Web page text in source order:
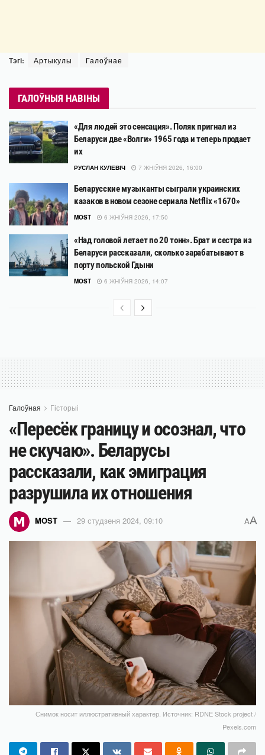
Тэгі: Артыкулы Галоўнае
ГАЛОЎНЫЯ НАВІНЫ
«Для людей это сенсация». Поляк пригнал из
Беларуси две «Волги» 1965 года и теперь продает
их
РУСЛАН КУЛЕВІЧ 7 ЖНІЎНЯ 2026, 16:00
Беларусские музыканты сыграли украинских
казаков в новом сезоне сериала Netflix «1670»
MOST 6 ЖНІЎНЯ 2026, 17:50
«Над головой летает по 20 тонн». Брат и сестра из
Беларуси рассказали, сколько зарабатывают в
порту польской Гдыни
MOST 6 ЖНІЎНЯ 2026, 14:07
Галоўная Гісторыі
«Пересёк границу и осознал, что
не скучаю». Беларусы
рассказали, как эмиграция
разрушила их отношения
MOST 29 студзеня 2024, 09:10 AA
Снимок носит иллюстративный характер. Источник: RDNE Stock project /
Pexels.com